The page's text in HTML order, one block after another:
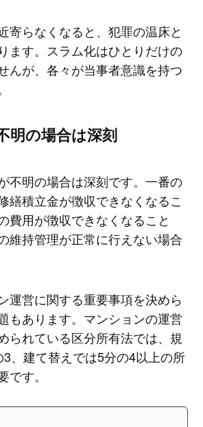
寄らなくなると、犯罪の温床と
ます。スラム化はひとりだけの
んが、各々が当事者意識を持つ
明の場合は深刻
不明の場合は深刻です。一番の
繕積立金が徴収できなくなるこ
費用が徴収できなくなること
維持管理が正常に行えない場合
運営に関する重要事項を決めら
もあります。マンションの運営
られている区分所有法では、規
、建て替えでは5分の4以上の所
す。